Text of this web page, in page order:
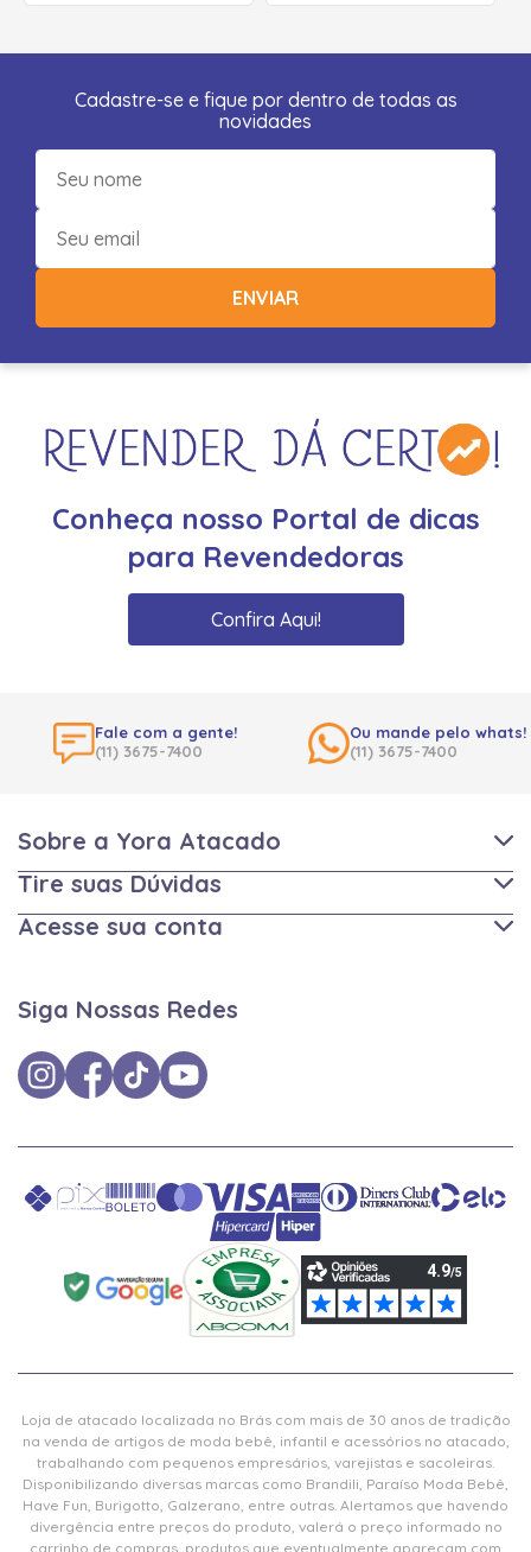
Cadastre-se e fique por dentro de todas as
novidades
ENVIAR
Conheça nosso Portal de dicas
para Revendedoras
Confira Aqui!
Fale com a gente!
(11) 3675-7400
Ou mande pelo whats!
(11) 3675-7400
Sobre a Yora Atacado
Tire suas Dúvidas
Acesse sua conta
Siga Nossas Redes
Loja de atacado localizada no Brás com mais de 30 anos de tradição
na venda de artigos de moda bebê, infantil e acessórios no atacado,
trabalhando com pequenos empresários, varejistas e sacoleiras.
Disponibilizando diversas marcas como Brandili, Paraíso Moda Bebê,
Have Fun, Burigotto, Galzerano, entre outras. Alertamos que havendo
divergência entre preços do produto, valerá o preço informado no
carrinho de compras, produtos que eventualmente apareçam com